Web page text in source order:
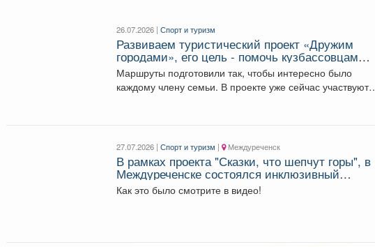
26.07.2026 |Спорт и туризм
Развиваем туристический проект «Дружим
городами», его цель - помочь кузбассовцам
лучше узнать родной край.
Маршруты подготовили так, чтобы интересно было
каждому члену семьи. В проекте уже сейчас участвуют
27.07.2026 |Спорт и туризм | Междуреченск
В рамках проекта "Сказки, что шепчут горы", в
Междуреченске состоялся инклюзивный
туристический фестиваль «Сказочной тропой".
Как это было смотрите в видео!